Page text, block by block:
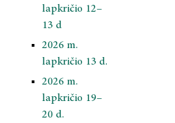
lapkričio 12–
13 d
2026 m.
lapkričio 13 d.
2026 m.
lapkričio 19–
20 d.